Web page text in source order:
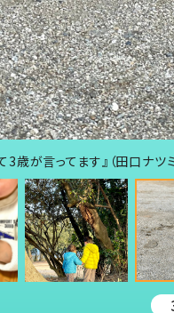
て3歳が言ってます』（田口ナツ